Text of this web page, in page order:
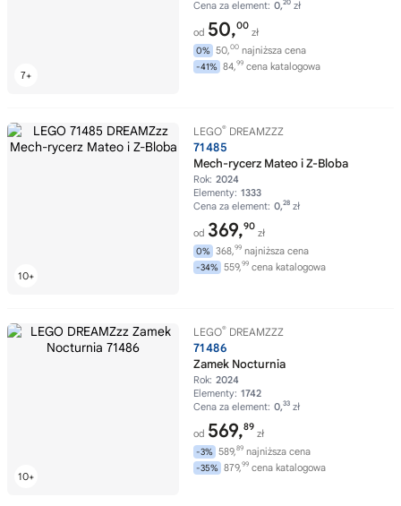
Cena za element: 0,20 zł
od 50,00
zł
0% 50,00 najniższa cena
-41% 84,99 cena katalogowa
LEGO® DREAMZZZ
71485
Mech-rycerz Mateo i Z-Bloba
Rok: 2024
Elementy: 1333
Cena za element: 0,28 zł
od 369,90
zł
0% 368,99 najniższa cena
-34% 559,99 cena katalogowa
LEGO® DREAMZZZ
71486
Zamek Nocturnia
Rok: 2024
Elementy: 1742
Cena za element: 0,33 zł
od 569,89
zł
-3% 589,89 najniższa cena
-35% 879,99 cena katalogowa